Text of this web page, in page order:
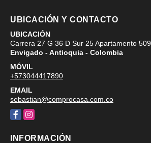
UBICACIÓN Y CONTACTO
UBICACIÓN
Carrera 27 G 36 D Sur 25 Apartamento 509
Envigado - Antioquia - Colombia
MÓVIL
+573044417890
EMAIL
sebastian@comprocasa.com.co
FacebookInstagram
INFORMACIÓN